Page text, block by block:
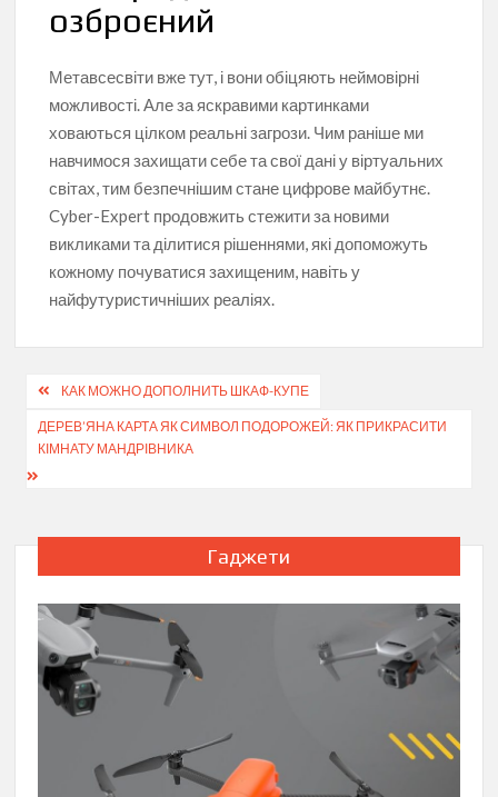
озброєний
Метавсесвіти вже тут, і вони обіцяють неймовірні
можливості. Але за яскравими картинками
ховаються цілком реальні загрози. Чим раніше ми
навчимося захищати себе та свої дані у віртуальних
світах, тим безпечнішим стане цифрове майбутнє.
Cyber-Expert продовжить стежити за новими
викликами та ділитися рішеннями, які допоможуть
кожному почуватися захищеним, навіть у
найфутуристичніших реаліях.
Навігація
записів
КАК МОЖНО ДОПОЛНИТЬ ШКАФ-КУПЕ
ДЕРЕВ’ЯНА КАРТА ЯК СИМВОЛ ПОДОРОЖЕЙ: ЯК ПРИКРАСИТИ
КІМНАТУ МАНДРІВНИКА
Гаджети